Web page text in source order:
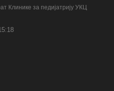
Клинике за педијатрију УКЦ